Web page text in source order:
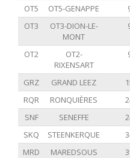
OT5
OT5-GENAPPE
OT3
OT3-DION-LE-
MONT
OT2
OT2-
RIXENSART
GRZ GRAND LEEZ
RQR
RONQUIÈRES
SNF
SENEFFE
SKQ
STEENKERQUE
MRD
MAREDSOUS